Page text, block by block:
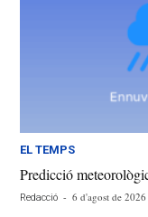
EL TEMPS
Predicció
Redacció - 6 d'agost de 2026